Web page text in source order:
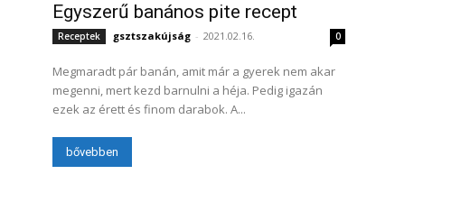
Egyszerű banános pite recept
Receptek gsztszakújság - 2021.02.16. 0
Megmaradt pár banán, amit már a gyerek nem akar
megenni, mert kezd barnulni a héja. Pedig igazán
ezek az érett és finom darabok. A...
bővebben